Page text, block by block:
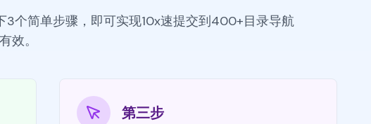
个简单步骤，即可实现10x速提交到400+目录导航
效。
第三步